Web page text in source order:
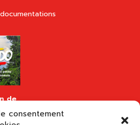
consentement
de